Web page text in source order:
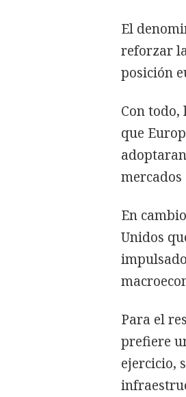
El
reforzar
posición
Con
que
En
Unidos
Para el
prefiere
ejercicio,